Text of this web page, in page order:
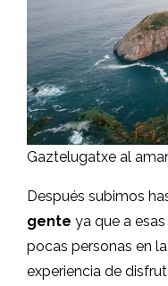
Gaztelugatxe al
Después subimos
gente ya que a
pocas personas en
experiencia de